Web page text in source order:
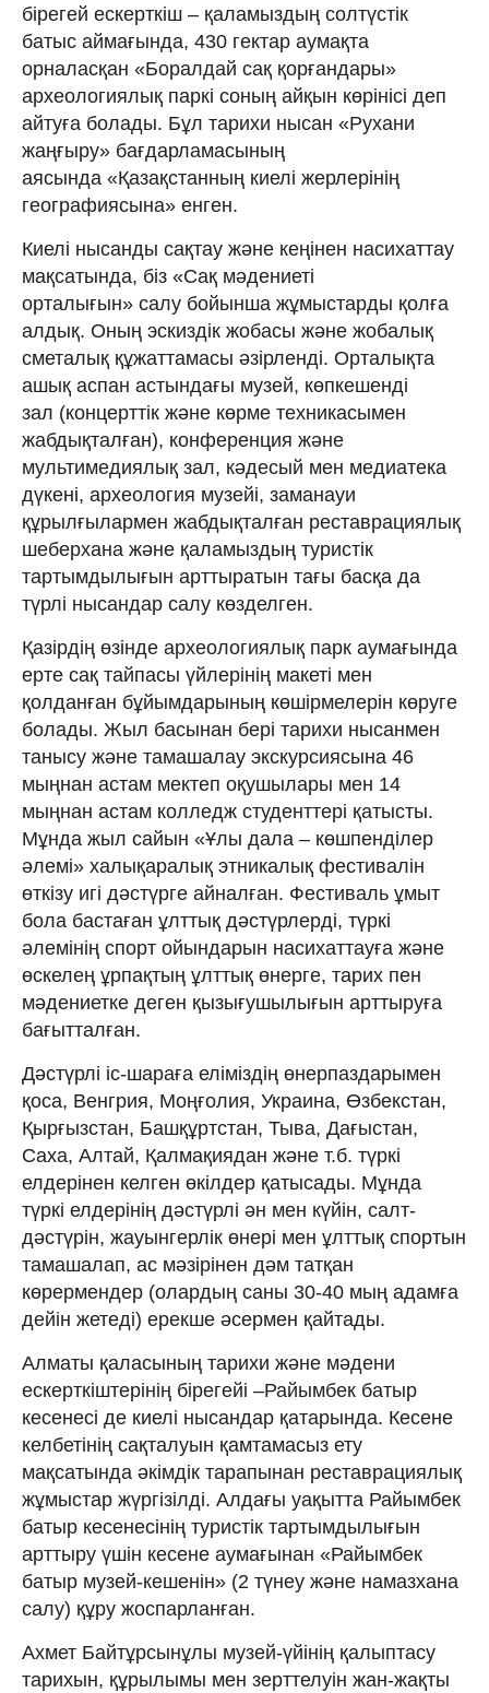
бірегей ескерткіш – қаламыздың солтүстік
батыс аймағында, 430 гектар аумақта
орналасқан «Боралдай сақ қорғандары»
археологиялық паркі соның айқын көрінісі деп
айтуға болады. Бұл тарихи нысан «Рухани
жаңғыру» бағдарламасының
аясында «Қазақстанның киелі жерлерінің
географиясына» енген.
Киелі нысанды сақтау және кеңінен насихаттау
мақсатында, біз «Сақ мәдениеті
орталығын» салу бойынша жұмыстарды қолға
алдық. Оның эскиздік жобасы және жобалық
сметалық құжаттамасы әзірленді. Орталықта
ашық аспан астындағы музей, көпкешенді
зал (концерттік және көрме техникасымен
жабдықталған), конференция және
мультимедиялық зал, кәдесый мен медиатека
дүкені, археология музейі, заманауи
құрылғылармен жабдықталған реставрациялық
шеберхана және қаламыздың туристік
тартымдылығын арттыратын тағы басқа да
түрлі нысандар салу көзделген.
Қазірдің өзінде археологиялық парк аумағында
ерте сақ тайпасы үйлерінің макеті мен
қолданған бұйымдарының көшірмелерін көруге
болады. Жыл басынан бері тарихи нысанмен
танысу және тамашалау экскурсиясына 46
мыңнан астам мектеп оқушылары мен 14
мыңнан астам колледж студенттері қатысты.
Мұнда жыл сайын «Ұлы дала – көшпенділер
әлемі» халықаралық этникалық фестивалін
өткізу игі дәстүрге айналған. Фестиваль ұмыт
бола бастаған ұлттық дәстүрлерді, түркі
әлемінің спорт ойындарын насихаттауға және
өскелең ұрпақтың ұлттық өнерге, тарих пен
мәдениетке деген қызығушылығын арттыруға
бағытталған.
Дәстүрлі іс-шараға еліміздің өнерпаздарымен
қоса, Венгрия, Моңғолия, Украина, Өзбекстан,
Қырғызстан, Башқұртстан, Тыва, Дағыстан,
Саха, Алтай, Қалмақиядан және т.б. түркі
елдерінен келген өкілдер қатысады. Мұнда
түркі елдерінің дәстүрлі ән мен күйін, салт-
дәстүрін, жауынгерлік өнері мен ұлттық спортын
тамашалап, ас мәзірінен дәм татқан
көрермендер (олардың саны 30-40 мың адамға
дейін жетеді) ерекше әсермен қайтады.
Алматы қаласының тарихи және мәдени
ескерткіштерінің бірегейі –Райымбек батыр
кесенесі де киелі нысандар қатарында. Кесене
келбетінің сақталуын қамтамасыз ету
мақсатында әкімдік тарапынан реставрациялық
жұмыстар жүргізілді. Алдағы уақытта Райымбек
батыр кесенесінің туристік тартымдылығын
арттыру үшін кесене аумағынан «Райымбек
батыр музей-кешенін» (2 түнеу және намазхана
салу) құру жоспарланған.
Ахмет Байтұрсынұлы музей-үйінің қалыптасу
тарихын, құрылымы мен зерттелуін жан-жақты